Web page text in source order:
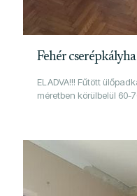
Fehér
ELADVA!!! Fűtött
méretben körülbelül 60-